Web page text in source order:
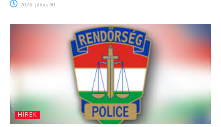
2026. július 30.
HÍREK